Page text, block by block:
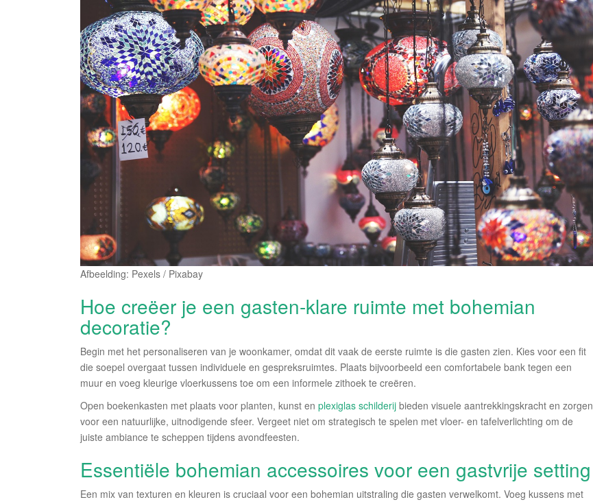
Afbeelding: Pexels / Pixabay
Hoe creëer je een gasten-klare ruimte met bohemian
decoratie?
Begin met het personaliseren van je woonkamer, omdat dit vaak de eerste ruimte is die gasten zien. Kies voor een fit
die soepel overgaat tussen individuele en gespreksruimtes. Plaats bijvoorbeeld een comfortabele bank tegen een
muur en voeg kleurige vloerkussens toe om een informele zithoek te creëren.
Open boekenkasten met plaats voor planten, kunst en plexiglas schilderij bieden visuele aantrekkingskracht en zorgen
voor een natuurlijke, uitnodigende sfeer. Vergeet niet om strategisch te spelen met vloer- en tafelverlichting om de
juiste ambiance te scheppen tijdens avondfeesten.
Essentiële bohemian accessoires voor een gastvrije setting
Een mix van texturen en kleuren is cruciaal voor een bohemian uitstraling die gasten verwelkomt. Voeg kussens met